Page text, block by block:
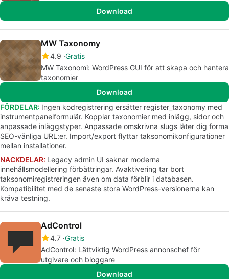
Download
MW Taxonomy
4.9 Gratis
MW Taxonomi: WordPress GUI för att skapa och hantera
taxonomier
Download
FÖRDELAR: Ingen kodregistrering ersätter register_taxonomy med
instrumentpanelformulär. Kopplar taxonomier med inlägg, sidor och
anpassade inläggstyper. Anpassade omskrivna slugs låter dig forma
SEO-vänliga URL:er. Import/export flyttar taksonomikonfigurationer
mellan installationer.
NACKDELAR: Legacy admin UI saknar moderna
innehållsmodellering förbättringar. Avaktivering tar bort
taksonomiregistreringen även om data förblir i databasen.
Kompatibilitet med de senaste stora WordPress-versionerna kan
kräva testning.
AdControl
4.7 Gratis
AdControl: Lättviktig WordPress annonschef för
utgivare och bloggare
Download